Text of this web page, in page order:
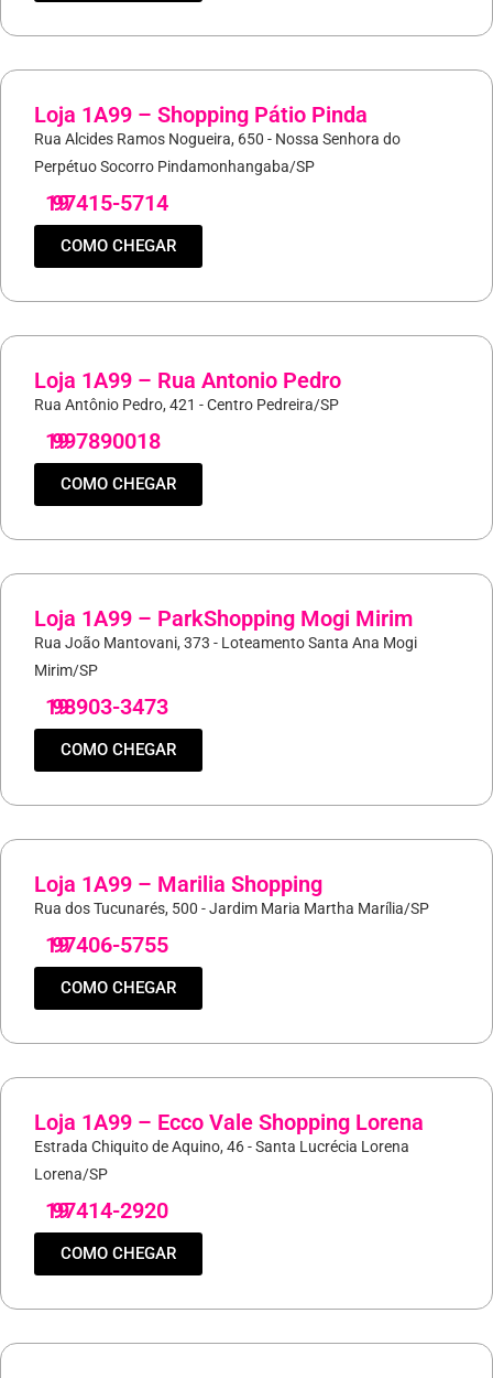
Loja 1A99 – Shopping Pátio Pinda
Rua Alcides Ramos Nogueira, 650 - Nossa Senhora do
Perpétuo Socorro Pindamonhangaba/SP
19
97415-5714
COMO CHEGAR
Loja 1A99 – Rua Antonio Pedro
Rua Antônio Pedro, 421 - Centro Pedreira/SP
19
997890018
COMO CHEGAR
Loja 1A99 – ParkShopping Mogi Mirim
Rua João Mantovani, 373 - Loteamento Santa Ana Mogi
Mirim/SP
19
98903-3473
COMO CHEGAR
Loja 1A99 – Marilia Shopping
Rua dos Tucunarés, 500 - Jardim Maria Martha Marília/SP
19
97406-5755
COMO CHEGAR
Loja 1A99 – Ecco Vale Shopping Lorena
Estrada Chiquito de Aquino, 46 - Santa Lucrécia Lorena
Lorena/SP
19
97414-2920
COMO CHEGAR